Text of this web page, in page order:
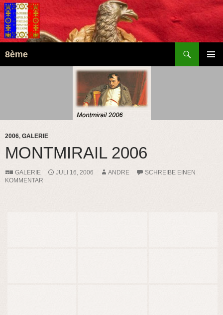
8ème
2006, GALERIE
MONTMIRAIL 2006
GALERIE JULI 16, 2006 ANDRE
SCHREIBE EINEN
KOMMENTAR